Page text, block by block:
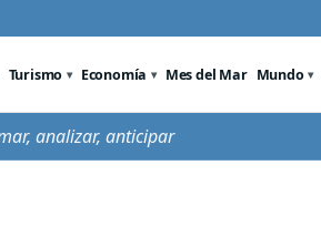
Turismo Economía Mes del Mar Mundo
analizar, anticipar